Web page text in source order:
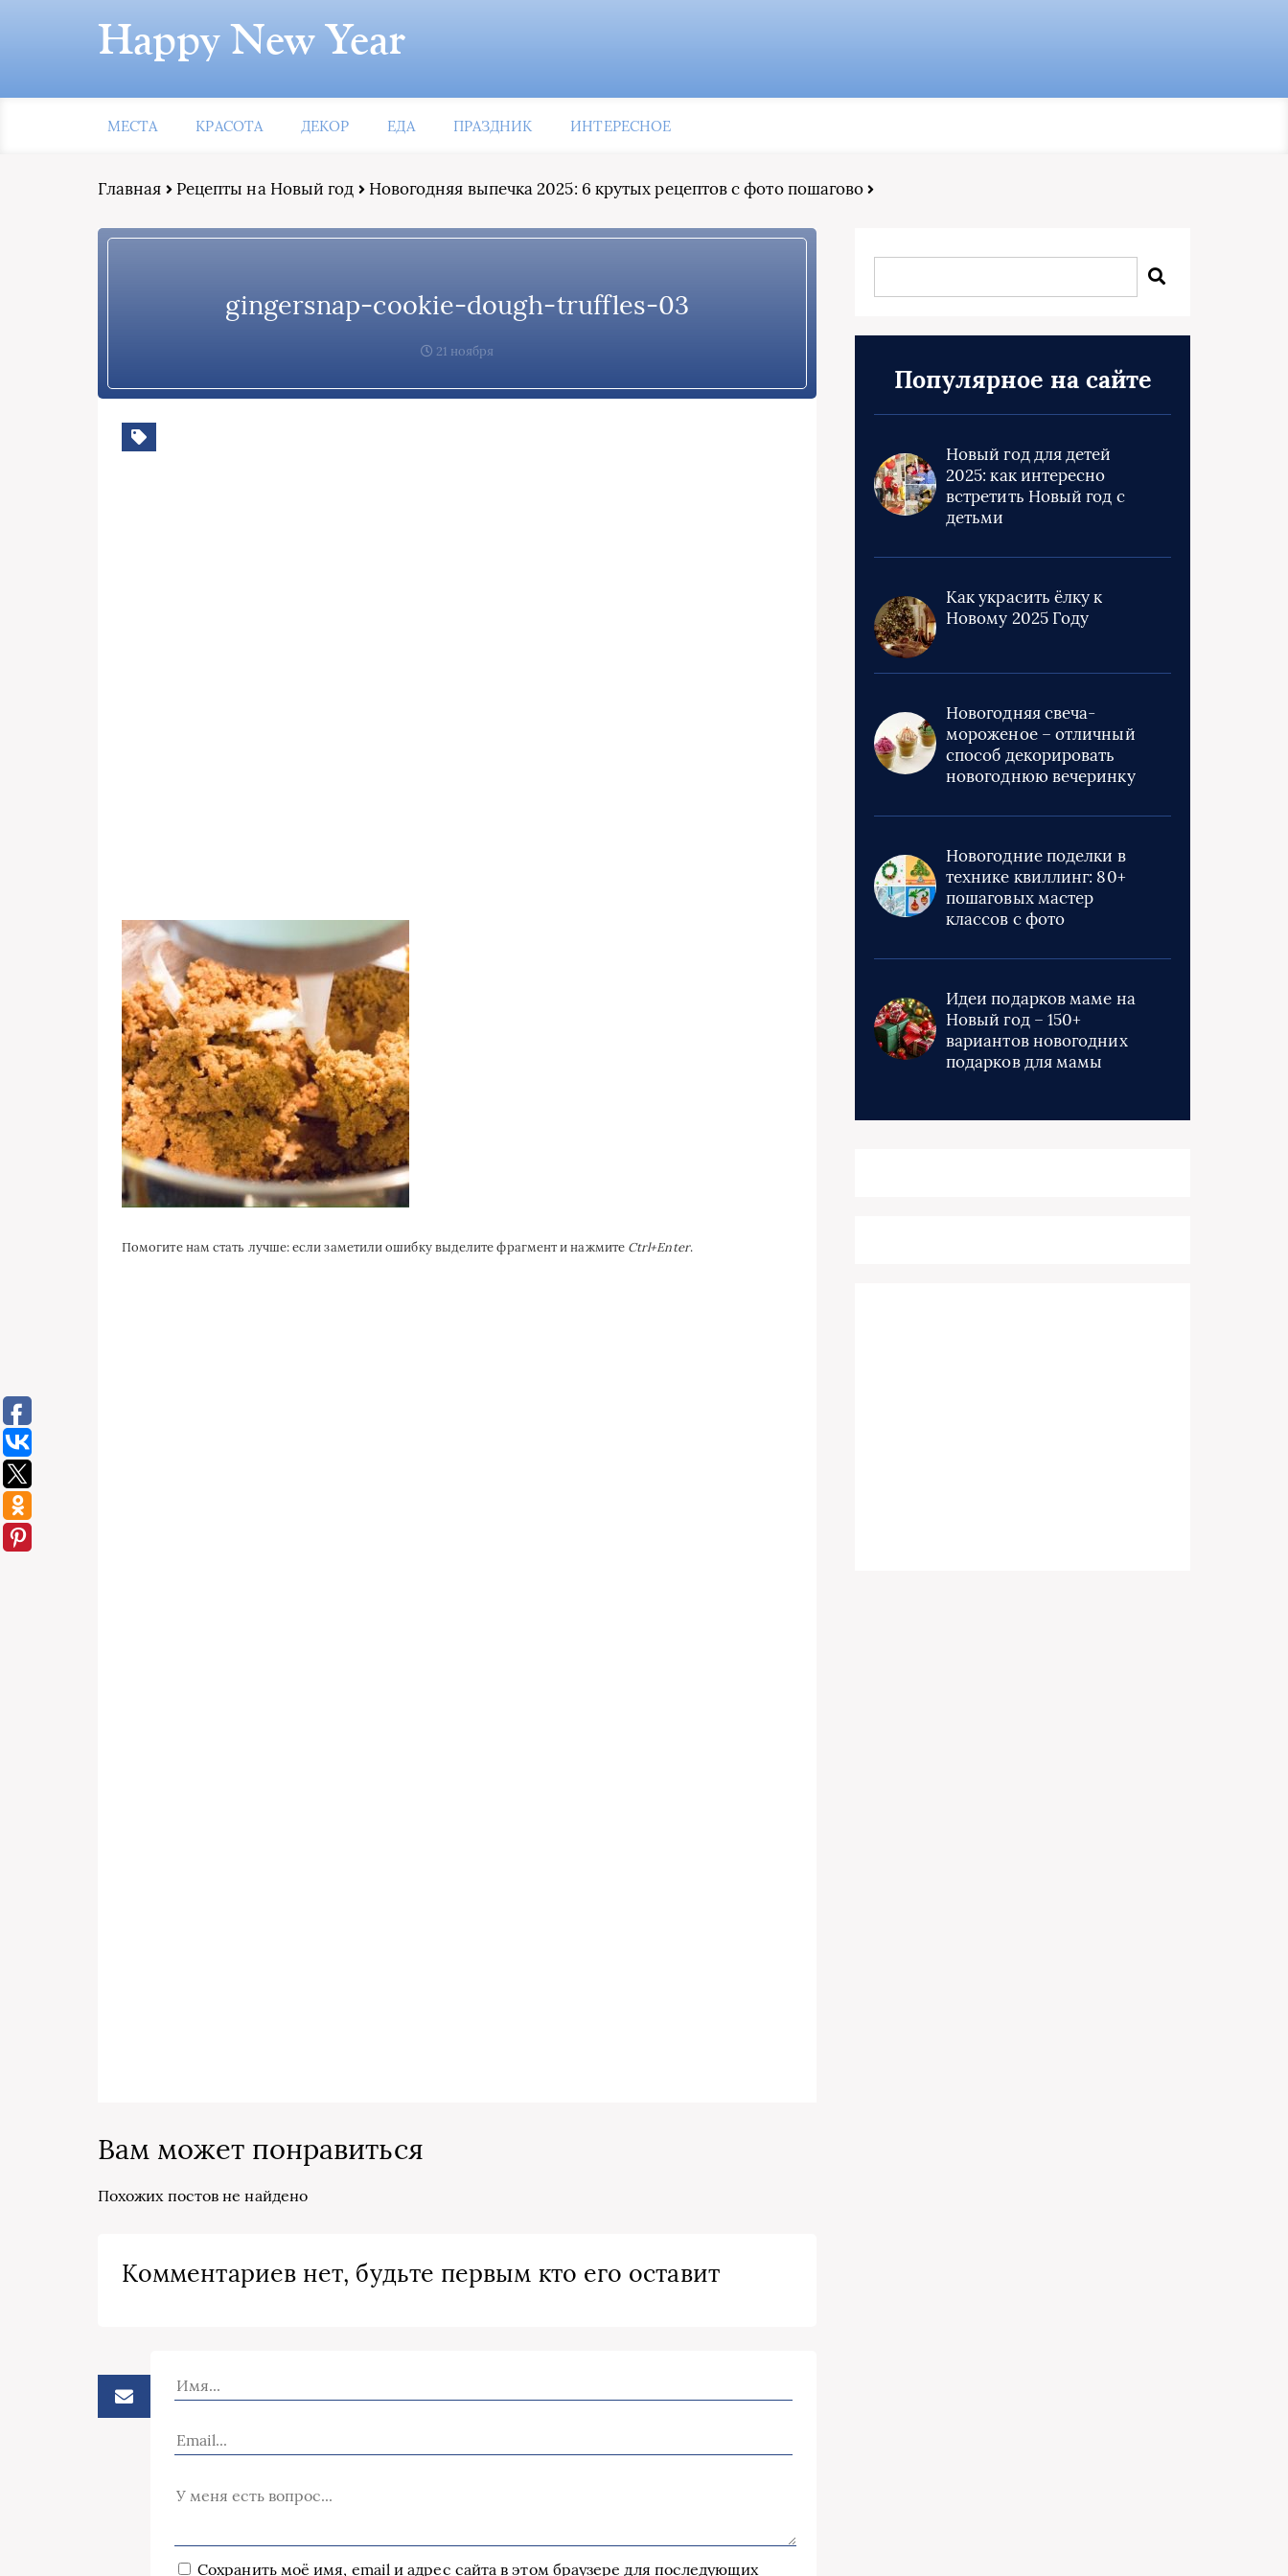
Happy New Year
МЕСТА КРАСОТА ДЕКОР ЕДА ПРАЗДНИК ИНТЕРЕСНОЕ
Главная Рецепты на Новый год Новогодняя выпечка 2025: 6 крутых рецептов с фото пошагово
gingersnap-cookie-dough-truffles-03
21 ноября
Помогите нам стать лучше: если заметили ошибку выделите фрагмент и нажмите Ctrl+Enter.
Вам может понравиться
Похожих постов не найдено
Комментариев нет, будьте первым кто его оставит
Сохранить моё имя, email и адрес сайта в этом браузере для последующих
Популярное на сайте
Новый год для детей
2025: как интересно
встретить Новый год с
детьми
Как украсить ёлку к
Новому 2025 Году
Новогодняя свеча-
мороженое – отличный
способ декорировать
новогоднюю вечеринку
Новогодние поделки в
технике квиллинг: 80+
пошаговых мастер
классов с фото
Идеи подарков маме на
Новый год – 150+
вариантов новогодних
подарков для мамы